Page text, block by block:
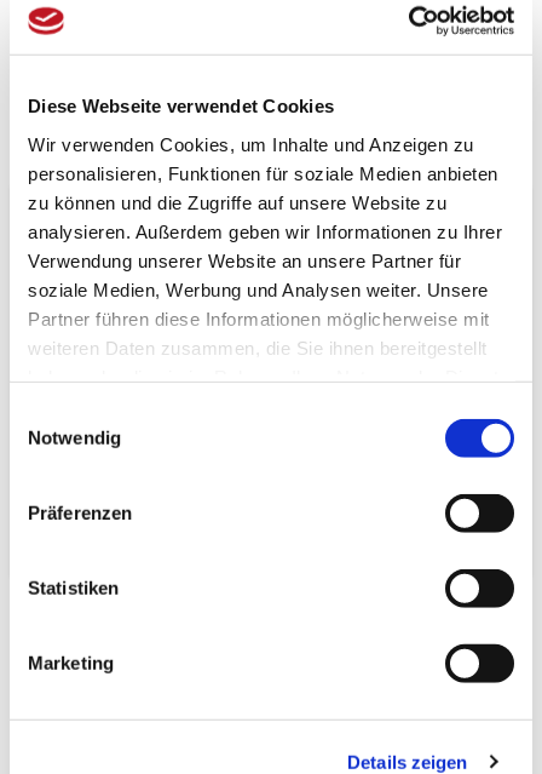
Diese Webseite verwendet Cookies
Wir verwenden Cookies, um Inhalte und Anzeigen zu
personalisieren, Funktionen für soziale Medien anbieten
zu können und die Zugriffe auf unsere Website zu
analysieren. Außerdem geben wir Informationen zu Ihrer
Verwendung unserer Website an unsere Partner für
soziale Medien, Werbung und Analysen weiter. Unsere
Partner führen diese Informationen möglicherweise mit
weiteren Daten zusammen, die Sie ihnen bereitgestellt
Notwendig
Präferenzen
Statistiken
Marketing
Details zeigen
Artikel vergleichen
Produktinformationen "Löffel Renge Oohana"
Spezifikationen
Breite:
14 cm
Höhe:
1 cm
Gewicht:
100 g
Kunden kauften auch: